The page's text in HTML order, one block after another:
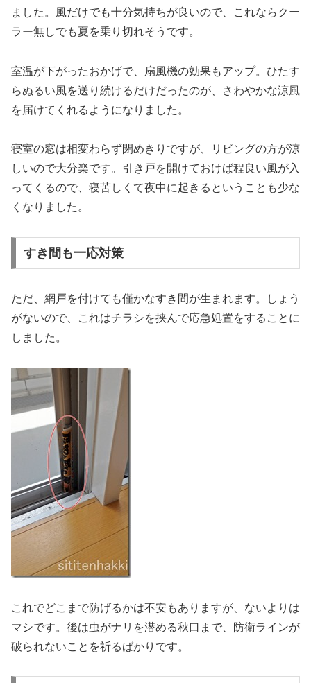
ました。風だけでも十分気持ちが良いので、これならクー
ラー無しでも夏を乗り切れそうです。
室温が下がったおかげで、扇風機の効果もアップ。ひたす
らぬるい風を送り続けるだけだったのが、さわやかな涼風
を届けてくれるようになりました。
寝室の窓は相変わらず閉めきりですが、リビングの方が涼
しいので大分楽です。引き戸を開けておけば程良い風が入
ってくるので、寝苦しくて夜中に起きるということも少な
くなりました。
すき間も一応対策
ただ、網戸を付けても僅かなすき間が生まれます。しょう
がないので、これはチラシを挟んで応急処置をすることに
しました。
これでどこまで防げるかは不安もありますが、ないよりは
マシです。後は虫がナリを潜める秋口まで、防衛ラインが
破られないことを祈るばかりです。